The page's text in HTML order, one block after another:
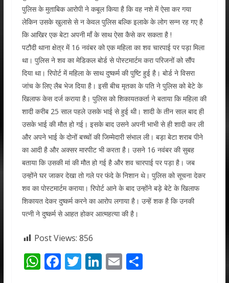
पुलिस के मुताबिक आरोपी ने कबूल किया है कि वह नशे में ऐसा कर गया
लेकिन उसके खुलासे से न केवल पुलिस बल्कि इलाके के लोग सन्न रह गए है
कि आखिर एक बेटा अपनी माँ के साथ ऐसा कैसे कर सकता है !
पटौदी थाना क्षेत्र में 16 नवंबर को एक महिला का शव चारपाई पर पड़ा मिला
था। पुलिस ने शव का मेडिकल बोर्ड से पोस्टमार्टम करा परिजनों को सौंप
दिया था। रिपोर्ट में महिला के साथ दुष्कर्म की पुष्टि हुई है। बोर्ड ने विसरा
जांच के लिए लैब भेज दिया है। इसी बीच मृतका के पति ने पुलिस को बेटे के
खिलाफ केस दर्ज कराया है। पुलिस को शिकायतकर्ता ने बताया कि महिला की
शादी करीब 25 साल पहले उसके भाई से हुई थी। शादी के तीन साल बाद ही
उसके भाई की मौत हो गई। इसके बाद उसने अपनी भाभी से ही शादी कर ली
और अपने भाई के दोनों बच्चों की जिम्मेदारी संभाल ली। बड़ा बेटा शराब पीने
का आदी है और अक्सर मारपीट भी करता है। उसने 16 नवंबर की सुबह
बताया कि उसकी मां की मौत हो गई है और शव चारपाई पर पड़ा है। जब
उन्होंने घर जाकर देखा तो गले पर फंदे के निशान थे। पुलिस को सूचना देकर
शव का पोस्टमार्टम कराया। रिपोर्ट आने के बाद उन्होंने बड़े बेटे के खिलाफ
शिकायत देकर दुष्कर्म करने का आरोप लगाया है। उन्हें शक है कि उनकी
पत्नी ने दुष्कर्म से आहत होकर आत्महत्या की है।
Post Views: 856
W F T Li E S